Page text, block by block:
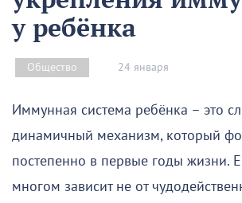
у ребёнка
Общество 24 января
Иммунная система ребёнка – это
динамичный механизм, который
постепенно в первые годы жизни.
многом зависит не от